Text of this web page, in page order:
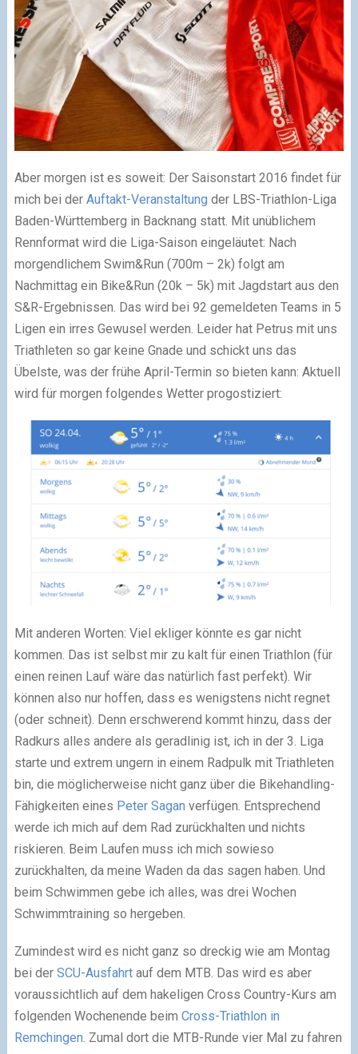
Aber morgen ist es soweit: Der Saisonstart 2016 findet für
mich bei der Auftakt-Veranstaltung der LBS-Triathlon-Liga
Baden-Württemberg in Backnang statt. Mit unüblichem
Rennformat wird die Liga-Saison eingeläutet: Nach
morgendlichem Swim&Run (700m – 2k) folgt am
Nachmittag ein Bike&Run (20k – 5k) mit Jagdstart aus den
S&R-Ergebnissen. Das wird bei 92 gemeldeten Teams in 5
Ligen ein irres Gewusel werden. Leider hat Petrus mit uns
Triathleten so gar keine Gnade und schickt uns das
Übelste, was der frühe April-Termin so bieten kann: Aktuell
wird für morgen folgendes Wetter progostiziert:
Mit anderen Worten: Viel ekliger könnte es gar nicht
kommen. Das ist selbst mir zu kalt für einen Triathlon (für
einen reinen Lauf wäre das natürlich fast perfekt). Wir
können also nur hoffen, dass es wenigstens nicht regnet
(oder schneit). Denn erschwerend kommt hinzu, dass der
Radkurs alles andere als geradlinig ist, ich in der 3. Liga
starte und extrem ungern in einem Radpulk mit Triathleten
bin, die möglicherweise nicht ganz über die Bikehandling-
Fähigkeiten eines Peter Sagan verfügen. Entsprechend
werde ich mich auf dem Rad zurückhalten und nichts
riskieren. Beim Laufen muss ich mich sowieso
zurückhalten, da meine Waden da das sagen haben. Und
beim Schwimmen gebe ich alles, was drei Wochen
Schwimmtraining so hergeben.
Zumindest wird es nicht ganz so dreckig wie am Montag
bei der SCU-Ausfahrtauf dem MTB. Das wird es aber
voraussichtlich auf dem hakeligen Cross Country-Kurs am
folgenden Wochenende beim Cross-Triathlon in
Remchingen . Zumal dort die MTB-Runde vier Mal zu fahren